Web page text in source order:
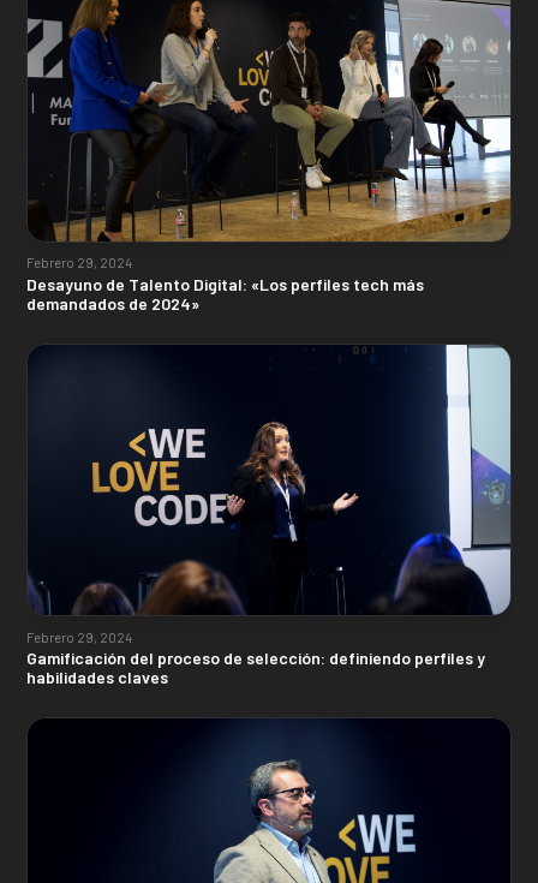
Febrero 29, 2024
Desayuno de Talento Digital: «Los perfiles tech más
demandados de 2024»
Febrero 29, 2024
Gamificación del proceso de selección: definiendo perfiles y
habilidades claves